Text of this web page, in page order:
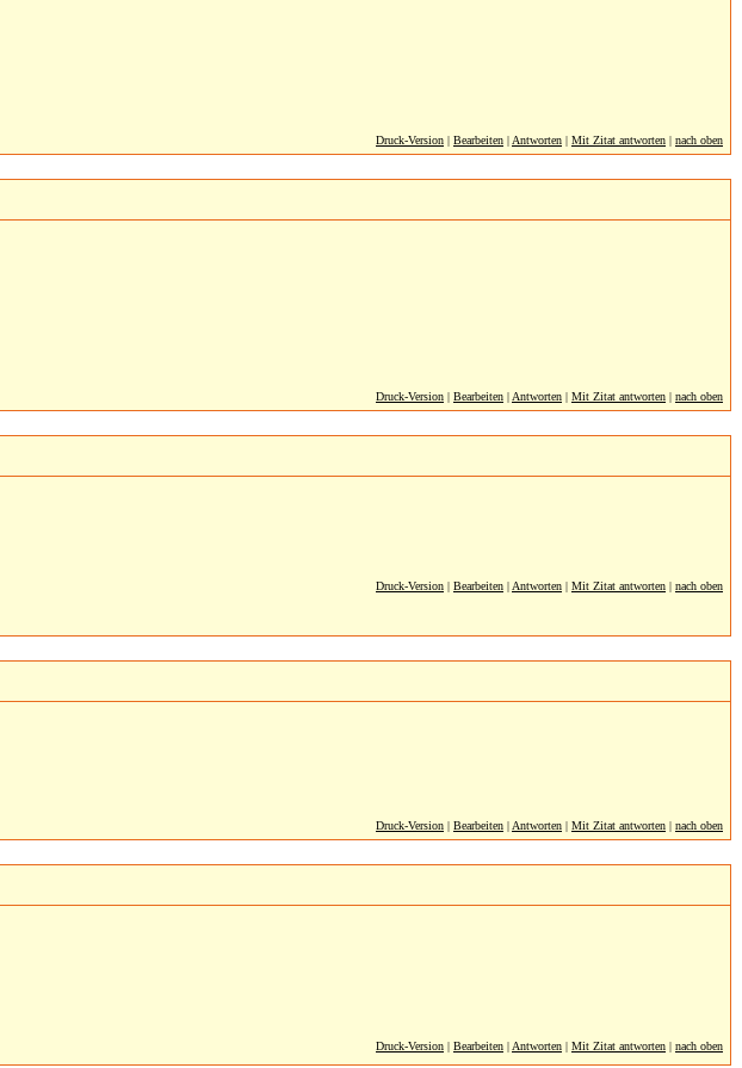
Druck-Version | Bearbeiten | Antworten | Mit Zitat antworten | nach oben
Druck-Version | Bearbeiten | Antworten | Mit Zitat antworten | nach oben
Druck-Version | Bearbeiten | Antworten | Mit Zitat antworten | nach oben
Druck-Version | Bearbeiten | Antworten | Mit Zitat antworten | nach oben
Druck-Version | Bearbeiten | Antworten | Mit Zitat antworten | nach oben